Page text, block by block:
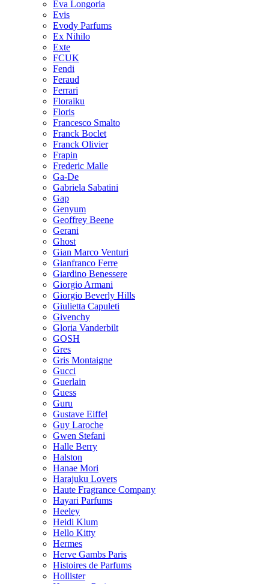
Eva Longoria
Evis
Evody Parfums
Ex Nihilo
Exte
FCUK
Fendi
Feraud
Ferrari
Floraiku
Floris
Francesco Smalto
Franck Boclet
Franck Olivier
Frapin
Frederic Malle
Ga-De
Gabriela Sabatini
Gap
Genyum
Geoffrey Beene
Gerani
Ghost
Gian Marco Venturi
Gianfranco Ferre
Giardino Benessere
Giorgio Armani
Giorgio Beverly Hills
Giulietta Capuleti
Givenchy
Gloria Vanderbilt
GOSH
Gres
Gris Montaigne
Gucci
Guerlain
Guess
Guru
Gustave Eiffel
Guy Laroche
Gwen Stefani
Halle Berry
Halston
Hanae Mori
Harajuku Lovers
Haute Fragrance Company
Hayari Parfums
Heeley
Heidi Klum
Hello Kitty
Hermes
Herve Gambs Paris
Histoires de Parfums
Hollister